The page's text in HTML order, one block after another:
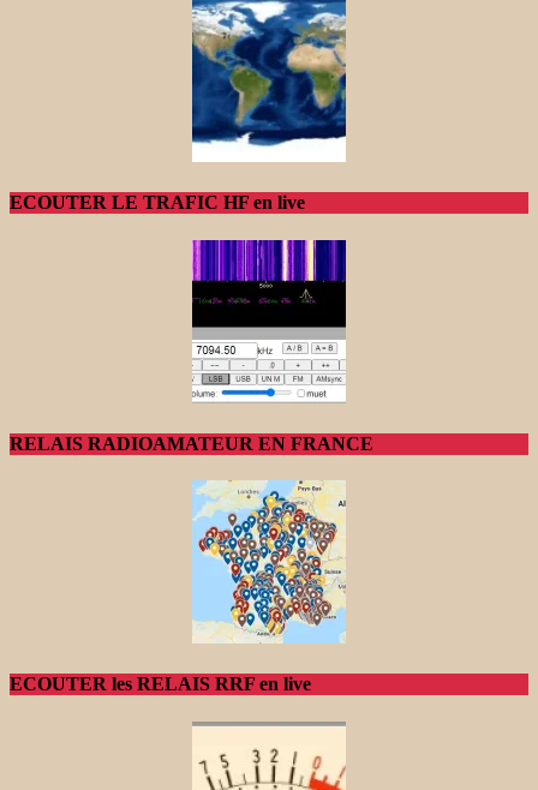
ECOUTER LE TRAFIC HF en live
RELAIS RADIOAMATEUR EN FRANCE
ECOUTER les RELAIS RRF en live